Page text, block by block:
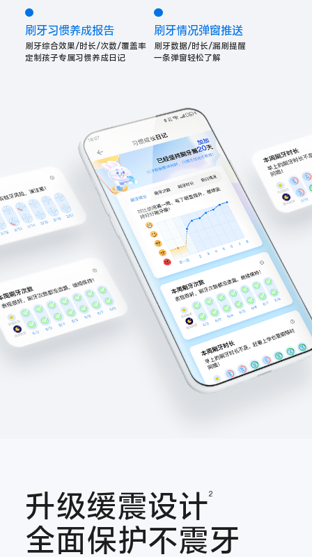
刷牙习惯养成报告
刷牙综合效果/时长/次数/覆盖率
定制孩子专属习惯养成日记
刷牙情况弹窗推送
刷牙数据/时长/漏刷提醒
一条弹窗轻松了解
升级缓震设计 2
全面保护不震牙